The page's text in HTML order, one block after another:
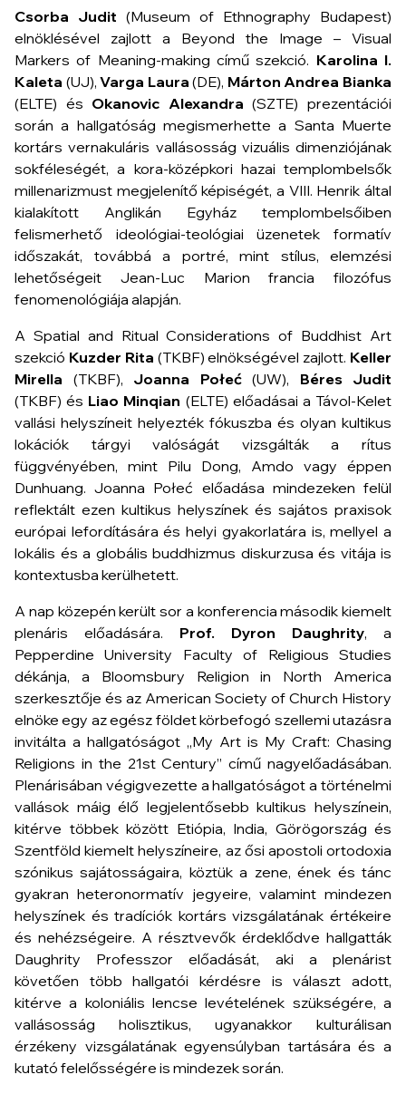
Csorba Judit (Museum of Ethnography Budapest)
elnöklésével zajlott a Beyond the Image – Visual
Markers of Meaning-making című szekció. Karolina I.
Kaleta (UJ),Varga Laura (DE), Márton Andrea Bianka
(ELTE) és Okanovic Alexandra (SZTE) prezentációi
során a hallgatóság megismerhette a Santa Muerte
kortárs vernakuláris vallásosság vizuális dimenziójának
sokféleségét, a kora-középkori hazai templombelsők
millenarizmust megjelenítő képiségét, a VIII. Henrik által
kialakított Anglikán Egyház templombelsőiben
felismerhető ideológiai-teológiai üzenetek formatív
időszakát, továbbá a portré, mint stílus, elemzési
lehetőségeit Jean-Luc Marion francia filozófus
fenomenológiája alapján.
A Spatial and Ritual Considerations of Buddhist Art
szekció Kuzder Rita (TKBF) elnökségével zajlott. Keller
Mirella (TKBF), Joanna Połeć(UW), Béres Judit
(TKBF) és Liao Minqian (ELTE) előadásai a Távol-Kelet
vallási helyszíneit helyezték fókuszba és olyan kultikus
lokációk tárgyi valóságát vizsgálták a rítus
függvényében, mint Pilu Dong, Amdo vagy éppen
Dunhuang. Joanna Połeć előadása mindezeken felül
reflektált ezen kultikus helyszínek és sajátos praxisok
európai lefordítására és helyi gyakorlatára is, mellyel a
lokális és a globális buddhizmus diskurzusa és vitája is
kontextusba kerülhetett.
A nap közepén került sor a konferencia második kiemelt
plenáris előadására. Prof. Dyron Daughrity, a
Pepperdine University Faculty of Religious Studies
dékánja, a Bloomsbury Religion in North America
szerkesztője és az American Society of Church History
elnöke egy az egész földet körbefogó szellemi utazásra
invitálta a hallgatóságot „My Art is My Craft: Chasing
Religions in the 21st Century” című nagyelőadásában.
Plenárisában végigvezette a hallgatóságot a történelmi
vallások máig élő legjelentősebb kultikus helyszínein,
kitérve többek között Etiópia, India, Görögország és
Szentföld kiemelt helyszíneire, az ősi apostoli ortodoxia
szónikus sajátosságaira, köztük a zene, ének és tánc
gyakran heteronormatív jegyeire, valamint mindezen
helyszínek és tradíciók kortárs vizsgálatának értékeire
és nehézségeire. A résztvevők érdeklődve hallgatták
Daughrity Professzor előadását, aki a plenárist
követően több hallgatói kérdésre is választ adott,
kitérve a koloniális lencse levételének szükségére, a
vallásosság holisztikus, ugyanakkor kulturálisan
érzékeny vizsgálatának egyensúlyban tartására és a
kutató felelősségére is mindezek során.